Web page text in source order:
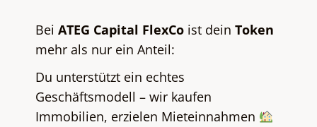
Bei ATEG Capital FlexCo ist dein Token
mehr als nur ein Anteil:
Du unterstützt ein echtes
Geschäftsmodell – wir kaufen
Immobilien, erzielen Mieteinnahmen